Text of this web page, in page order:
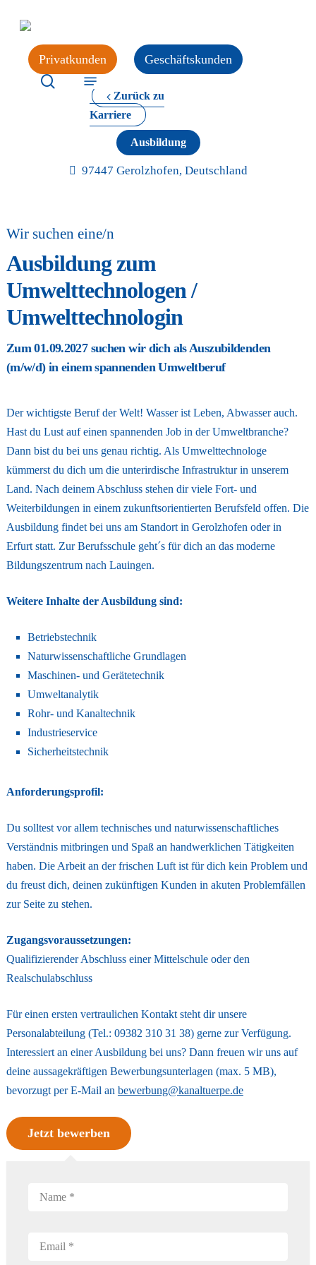
content Privatkunden Geschäftskunden
searchMenu
Zurück zu
Karriere
Ausbildung
97447 Gerolzhofen, Deutschland
Wir suchen eine/n
Ausbildung zum
Umwelttechnologen /
Umwelttechnologin
Zum 01.09.2027 suchen wir dich als Auszubildenden
(m/w/d) in einem spannenden Umweltberuf
Der wichtigste Beruf der Welt! Wasser ist Leben, Abwasser auch.
Hast du Lust auf einen spannenden Job in der Umweltbranche?
Dann bist du bei uns genau richtig. Als Umwelttechnologe
kümmerst du dich um die unterirdische Infrastruktur in unserem
Land. Nach deinem Abschluss stehen dir viele Fort- und
Weiterbildungen in einem zukunftsorientierten Berufsfeld offen. Die
Ausbildung findet bei uns am Standort in Gerolzhofen oder in
Erfurt statt. Zur Berufsschule geht´s für dich an das moderne
Bildungszentrum nach Lauingen.
Weitere Inhalte der Ausbildung sind:
Betriebstechnik
Naturwissenschaftliche Grundlagen
Maschinen- und Gerätetechnik
Umweltanalytik
Rohr- und Kanaltechnik
Industrieservice
Sicherheitstechnik
Anforderungsprofil:
Du solltest vor allem technisches und naturwissenschaftliches
Verständnis mitbringen und Spaß an handwerklichen Tätigkeiten
haben. Die Arbeit an der frischen Luft ist für dich kein Problem und
du freust dich, deinen zukünftigen Kunden in akuten Problemfällen
zur Seite zu stehen.
Zugangsvoraussetzungen:
Qualifizierender Abschluss einer Mittelschule oder den
Realschulabschluss
Für einen ersten vertraulichen Kontakt steht dir unsere
Personalabteilung (Tel.: 09382 310 31 38) gerne zur Verfügung.
Interessiert an einer Ausbildung bei uns? Dann freuen wir uns auf
deine aussagekräftigen Bewerbungsunterlagen (max. 5 MB),
bevorzugt per E-Mail an bewerbung@kanaltuerpe.de